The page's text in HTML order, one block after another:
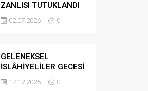
ZANLISI TUTUKLANDI
02.07.2026 0
GELENEKSEL
İSLÂHİYELİLER GECESİ
DÜZENLENDİ
17.12.2025 0